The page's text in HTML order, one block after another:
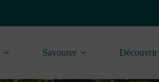
Savourer Découvrir